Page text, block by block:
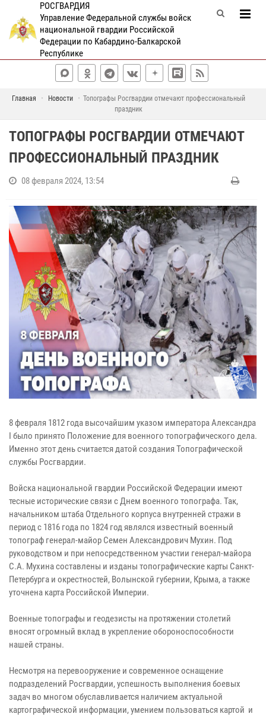
РОСГВАРДИЯ
Управление Федеральной службы войск
национальной гвардии Российской
Федерации по Кабардино-Балкарской
Республике
Главная Новости
Топографы Росгвардии отмечают профессиональный
праздник
ТОПОГРАФЫ РОСГВАРДИИ ОТМЕЧАЮТ
ПРОФЕССИОНАЛЬНЫЙ ПРАЗДНИК
08 февраля 2024, 13:54
8 февраля 1812 года высочайшим указом императора Александра
I было принято Положение для военного топографического дела.
Именно этот день считается датой создания Топографической
службы Росгвардии.
Войска национальной гвардии Российской Федерации имеют
тесные исторические связи с Днем военного топографа. Так,
начальником штаба Отдельного корпуса внутренней стражи в
период с 1816 года по 1824 год являлся известный военный
топограф генерал-майор Семен Александрович Мухин. Под
руководством и при непосредственном участии генерал-майора
С.А. Мухина составлены и изданы топографические карты Санкт-
Петербурга и окрестностей, Волынской губернии, Крыма, а также
уточнена карта Российской Империи.
Военные топографы и геодезисты на протяжении столетий
вносят огромный вклад в укрепление обороноспособности
нашей страны.
Несмотря на перевооружение и современное оснащение
подразделений Росгвардии, успешность выполнения боевых
задач во многом обуславливается наличием актуальной
картографической информации, умением пользоваться картой и